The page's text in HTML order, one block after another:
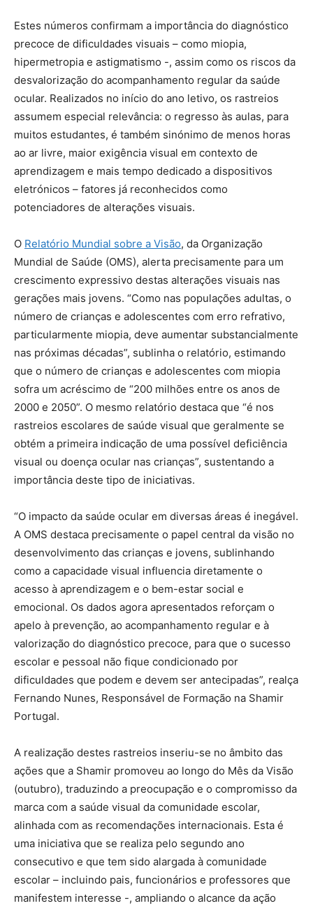
Estes números confirmam a importância do diagnóstico
precoce de dificuldades visuais – como miopia,
hipermetropia e astigmatismo -, assim como os riscos da
desvalorização do acompanhamento regular da saúde
ocular. Realizados no início do ano letivo, os rastreios
assumem especial relevância: o regresso às aulas, para
muitos estudantes, é também sinónimo de menos horas
ao ar livre, maior exigência visual em contexto de
aprendizagem e mais tempo dedicado a dispositivos
eletrónicos – fatores já reconhecidos como
potenciadores de alterações visuais.
O Relatório Mundial sobre a Visão, da Organização
Mundial de Saúde (OMS), alerta precisamente para um
crescimento expressivo destas alterações visuais nas
gerações mais jovens. “Como nas populações adultas, o
número de crianças e adolescentes com erro refrativo,
particularmente miopia, deve aumentar substancialmente
nas próximas décadas”, sublinha o relatório, estimando
que o número de crianças e adolescentes com miopia
sofra um acréscimo de “200 milhões entre os anos de
2000 e 2050”. O mesmo relatório destaca que “é nos
rastreios escolares de saúde visual que geralmente se
obtém a primeira indicação de uma possível deficiência
visual ou doença ocular nas crianças”, sustentando a
importância deste tipo de iniciativas.
“O impacto da saúde ocular em diversas áreas é inegável.
A OMS destaca precisamente o papel central da visão no
desenvolvimento das crianças e jovens, sublinhando
como a capacidade visual influencia diretamente o
acesso à aprendizagem e o bem-estar social e
emocional. Os dados agora apresentados reforçam o
apelo à prevenção, ao acompanhamento regular e à
valorização do diagnóstico precoce, para que o sucesso
escolar e pessoal não fique condicionado por
dificuldades que podem e devem ser antecipadas”, realça
Fernando Nunes, Responsável de Formação na Shamir
Portugal.
A realização destes rastreios inseriu-se no âmbito das
ações que a Shamir promoveu ao longo do Mês da Visão
(outubro), traduzindo a preocupação e o compromisso da
marca com a saúde visual da comunidade escolar,
alinhada com as recomendações internacionais. Esta é
uma iniciativa que se realiza pelo segundo ano
consecutivo e que tem sido alargada à comunidade
escolar – incluindo pais, funcionários e professores que
manifestem interesse -, ampliando o alcance da ação